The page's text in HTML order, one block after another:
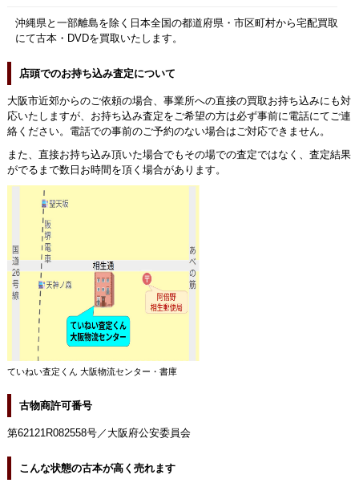
沖縄県と一部離島を除く日本全国の都道府県・市区町村から宅配買取
にて古本・DVDを買取いたします。
店頭でのお持ち込み査定について
大阪市近郊からのご依頼の場合、事業所への直接の買取お持ち込みにも対
応いたしますが、お持ち込み査定をご希望の方は必ず事前に電話にてご連
絡ください。電話での事前のご予約のない場合はご対応できません。
また、直接お持ち込み頂いた場合でもその場での査定ではなく、査定結果
がでるまで数日お時間を頂く場合があります。
ていねい査定くん 大阪物流センター・書庫
古物商許可番号
第62121R082558号／大阪府公安委員会
こんな状態の古本が高く売れます